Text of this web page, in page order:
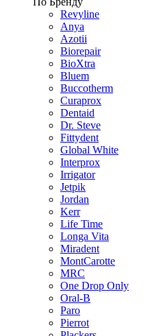
Revyline
Anya
Azotii
Biorepair
BioXtra
Bluem
Buccotherm
Curaprox
Dentaid
Dr. Steve
Fittydent
Global White
Interprox
Irrigator
Jetpik
Jordan
Kerr
Life Time
Longa Vita
Miradent
MontCarotte
MRC
One Drop Only
Oral-B
Paro
Pierrot